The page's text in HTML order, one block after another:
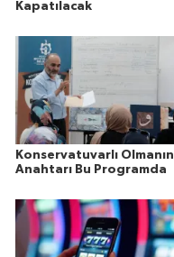
Kapatılacak
Konservatuvarlı Olmanın
Anahtarı Bu Programda